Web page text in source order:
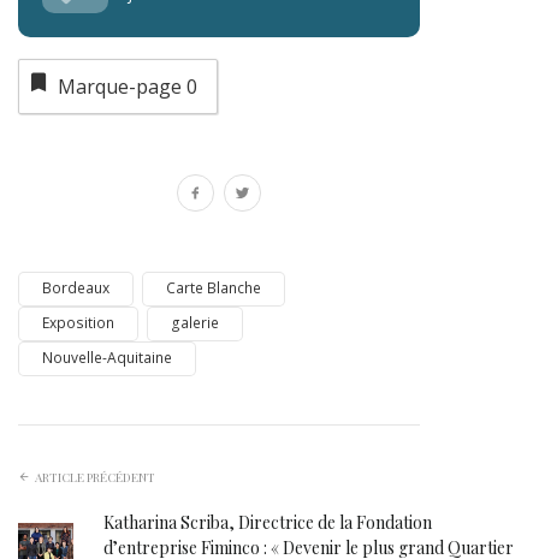
Marque-page 0
Bordeaux
Carte Blanche
Exposition
galerie
Nouvelle-Aquitaine
ARTICLE PRÉCÉDENT
Katharina Scriba, Directrice de la Fondation
d’entreprise Fiminco : « Devenir le plus grand Quartier